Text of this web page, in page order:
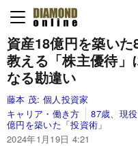
資産18億円を築い
教える 「株主優待
なる勘違い
藤本 茂: 個人投資家
キャリア・働き方
87歳、現
億円を築いた「投資術」
2024年1月19日 4:21